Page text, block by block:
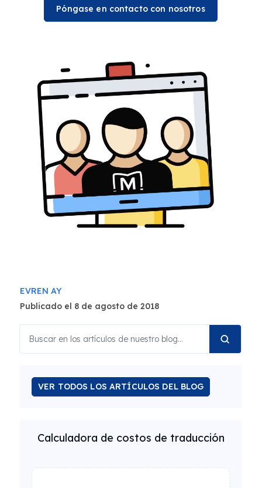
Póngase en contacto con nosotros
EVREN AY
Publicado el 8 de agosto de 2018
VER TODOS LOS ARTÍCULOS DEL BLOG
Calculadora de costos de traducción